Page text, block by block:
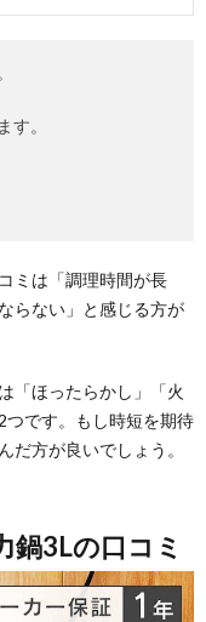
す。
ミは「調理時間が長
らない」と感じる方が
「ほったらかし」「火
つです。もし時短を期待
だ方が良いでしょう。
鍋3Lの口コミ